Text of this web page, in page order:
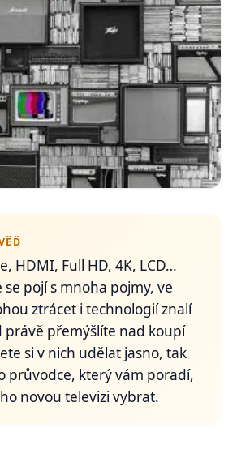
HDMI, Full HD, 4K, LCD…
se pojí s mnoha pojmy, ve
ztrácet i technologií znalí
právě přemýšlíte nad koupí
si v nich udělat jasno, tak
průvodce, který vám poradí,
novou televizi vybrat.